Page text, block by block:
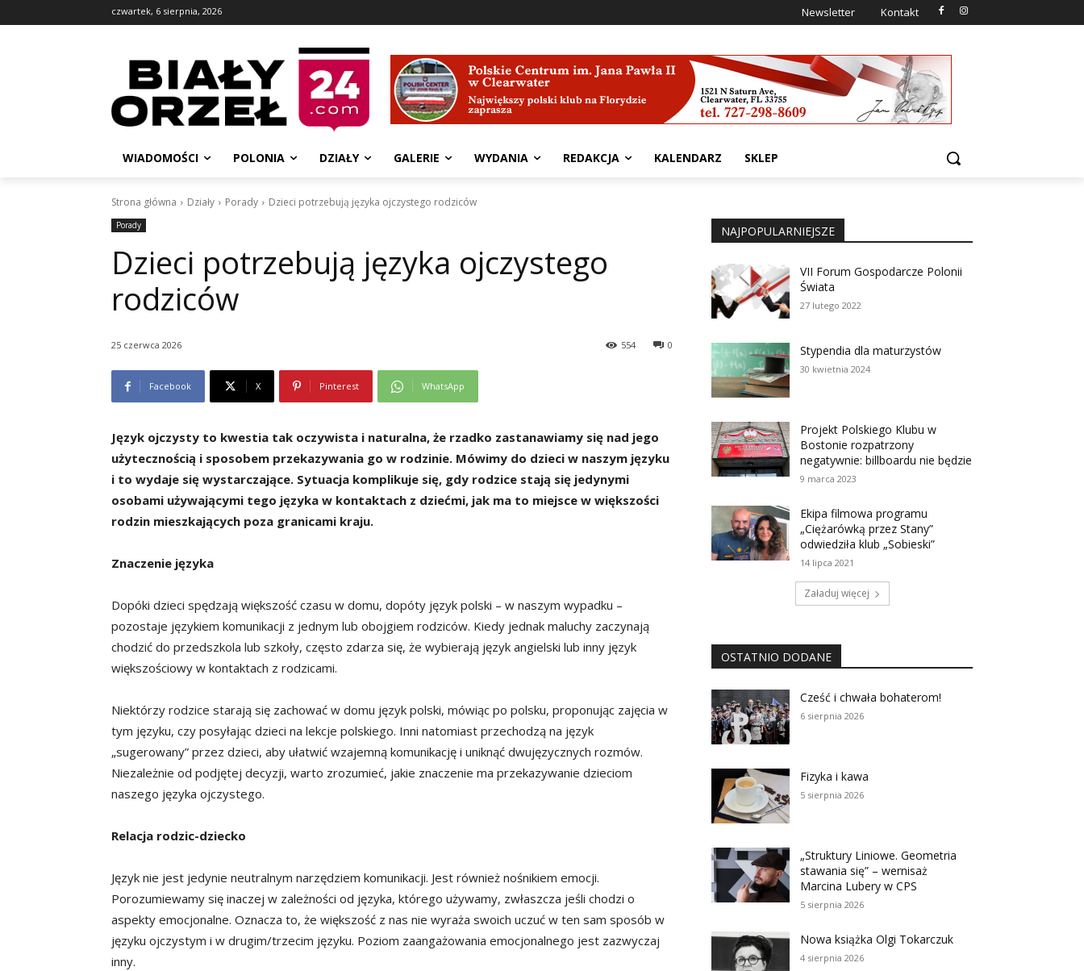
czwartek, 6 sierpnia, 2026 Newsletter Kontakt
WIADOMOŚCI POLONIA DZIAŁY GALERIE WYDANIA REDAKCJA KALENDARZ SKLEP
Strona główna Działy Porady Dzieci potrzebują języka ojczystego rodziców
Porady
Dzieci potrzebują języka ojczystego
rodziców
25 czerwca 2026 0
554
Facebook X Pinterest WhatsApp
Język ojczysty to kwestia tak oczywista i naturalna, że rzadko zastanawiamy się nad jego
użytecznością i sposobem przekazywania go w rodzinie. Mówimy do dzieci w naszym języku
i to wydaje się wystarczające. Sytuacja komplikuje się, gdy rodzice stają się jedynymi
osobami używającymi tego języka w kontaktach z dziećmi, jak ma to miejsce w większości
rodzin mieszkających poza granicami kraju.
Znaczenie języka
Dopóki dzieci spędzają większość czasu w domu, dopóty język polski – w naszym wypadku –
pozostaje językiem komunikacji z jednym lub obojgiem rodziców. Kiedy jednak maluchy zaczynają
chodzić do przedszkola lub szkoły, często zdarza się, że wybierają język angielski lub inny język
większościowy w kontaktach z rodzicami.
Niektórzy rodzice starają się zachować w domu język polski, mówiąc po polsku, proponując zajęcia w
tym języku, czy posyłając dzieci na lekcje polskiego. Inni natomiast przechodzą na język
„sugerowany” przez dzieci, aby ułatwić wzajemną komunikację i uniknąć dwujęzycznych rozmów.
Niezależnie od podjętej decyzji, warto zrozumieć, jakie znaczenie ma przekazywanie dzieciom
naszego języka ojczystego.
Relacja rodzic-dziecko
Język nie jest jedynie neutralnym narzędziem komunikacji. Jest również nośnikiem emocji.
Porozumiewamy się inaczej w zależności od języka, którego używamy, zwłaszcza jeśli chodzi o
aspekty emocjonalne. Oznacza to, że większość z nas nie wyraża swoich uczuć w ten sam sposób w
języku ojczystym i w drugim/trzecim języku. Poziom zaangażowania emocjonalnego jest zazwyczaj
inny.
NAJPOPULARNIEJSZE
VII Forum Gospodarcze Polonii
Świata
27 lutego 2022
Stypendia dla maturzystów
30 kwietnia 2024
Projekt Polskiego Klubu w
Bostonie rozpatrzony
negatywnie: billboardu nie będzie
9 marca 2023
Ekipa filmowa programu
„Ciężarówką przez Stany”
odwiedziła klub „Sobieski”
14 lipca 2021
Załaduj więcej
OSTATNIO DODANE
Cześć i chwała bohaterom!
6 sierpnia 2026
Fizyka i kawa
5 sierpnia 2026
„Struktury Liniowe. Geometria
stawania się” – wernisaż
Marcina Lubery w CPS
5 sierpnia 2026
Nowa książka Olgi Tokarczuk
4 sierpnia 2026